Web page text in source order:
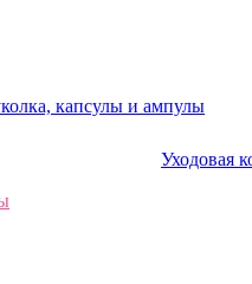
капсулы и ампулы
Уходовая